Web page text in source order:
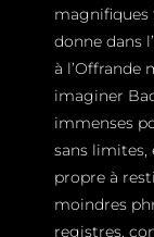
magnifiques
donne dans
à l’Offrande
imaginer
immenses
sans limites,
propre à
moindres
registres,